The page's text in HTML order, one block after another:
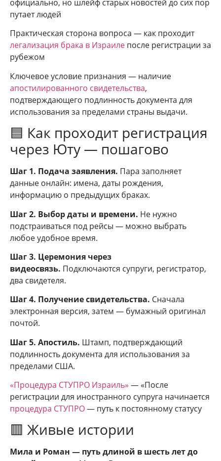
официально, но шлейф старых новостей до сих пор
путает людей
Практическая сторона вопроса — как проходит
легализация брака в Израиле после регистрации за
рубежом
Ключевое условие признания — наличие
апостилированного свидетельства,
подтверждающего подлинность документа для
использования за пределами страны выдачи.
🟦 Как проходит регистрация
через Юту — пошагово
Шаг 1. Подача заявления. Пара заполняет
данные онлайн: имена, даты рождения,
информацию о предыдущих браках.
Шаг 2. Выбор даты и времени. Не нужно
подстраиваться под рейсы — можно выбрать
любое удобное время.
Шаг 3. Церемония через
видеосвязь. Подключаются супруги, регистратор,
два свидетеля.
Шаг 4. Получение свидетельства. Сначала
электронная версия, затем — бумажный оригинал
почтой.
Шаг 5. Апостиль. Штамп, подтверждающий
подлинность документа для использования за
пределами США.
«Процедура СТУПРО Израиль» — «После
регистрации для иностранного супруга начинается
процедура СТУПРО— путь к постоянному статусу
🟥 Живые истории
Мила и Роман — путь длиной в шесть лет до